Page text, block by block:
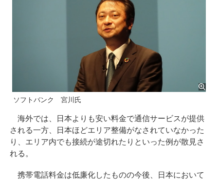
ソフトバンク 宮川氏
海外では、日本よりも安い料金で通信サービスが提供
される一方、日本ほどエリア整備がなされていなかった
り、エリア内でも接続が途切れたりといった例が散見さ
れる。
携帯電話料金は低廉化したものの今後、日本において